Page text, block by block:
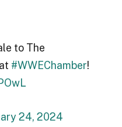
to The
#WWEChamber!
24, 2024